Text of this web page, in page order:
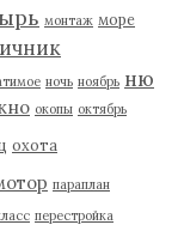
монтаж море
ночь ноябрь ню
окопы октябрь
охота
параплан
перестройка